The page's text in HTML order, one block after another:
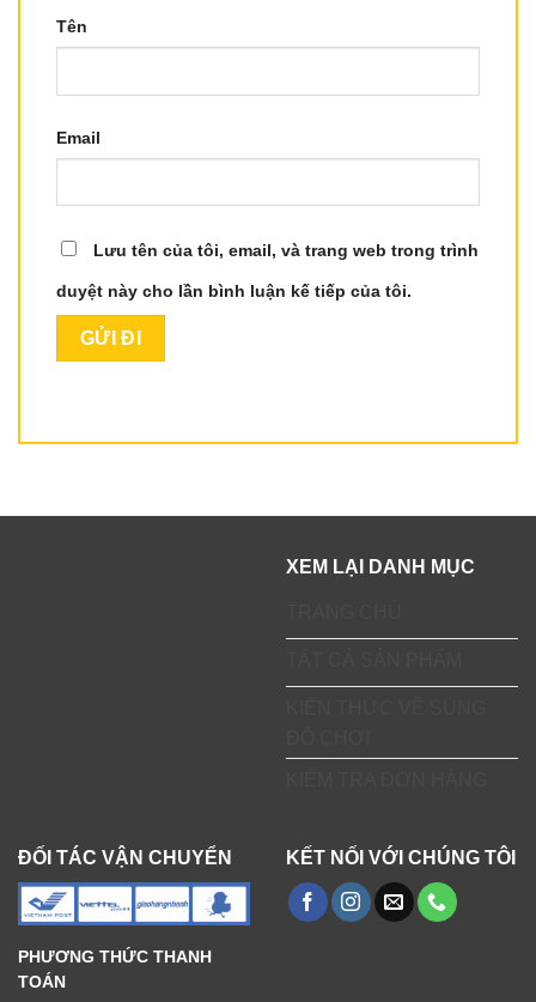
Tên
Email
Lưu tên của tôi, email, và trang web trong trình
duyệt này cho lần bình luận kế tiếp của tôi.
XEM LẠI DANH MỤC
ĐỐI TÁC VẬN CHUYỂN
PHƯƠNG THỨC THANH
TOÁN
KẾT NỐI VỚI CHÚNG TÔI